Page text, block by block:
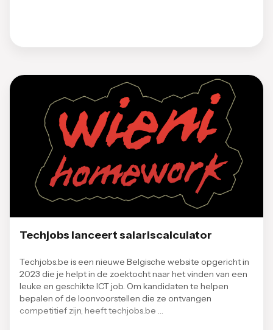
Techjobs lanceert salariscalculator
Techjobs.be is een nieuwe Belgische website opgericht in
2023 die je helpt in de zoektocht naar het vinden van een
leuke en geschikte ICT job. Om kandidaten te helpen
bepalen of de loonvoorstellen die ze ontvangen
competitief zijn, heeft techjobs.be …